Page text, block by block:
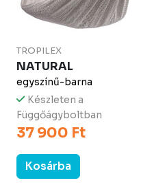
TROPILEX
NATURAL
egyszínű-barna
Készleten a
Függőágyboltban
37 900 Ft
Kosárba